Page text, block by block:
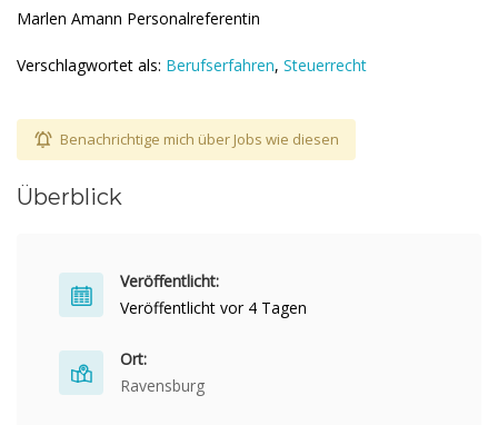
Marlen Amann Personalreferentin
Verschlagwortet als: Berufserfahren, Steuerrecht
Benachrichtige mich über Jobs wie diesen
Überblick
Veröffentlicht:
Veröffentlicht vor 4 Tagen
Ort:
Ravensburg